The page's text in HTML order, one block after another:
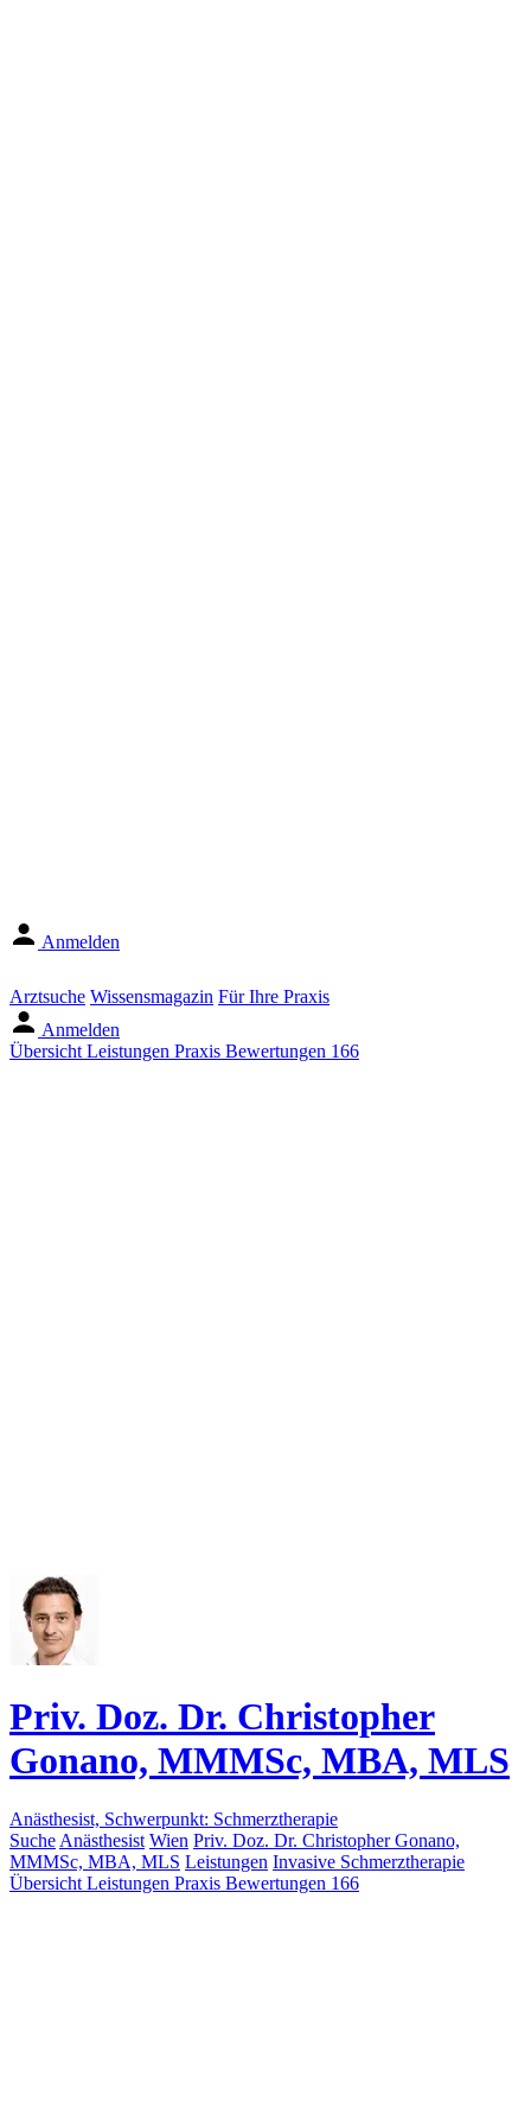
Anmelden
Arztsuche Wissensmagazin Für Ihre Praxis
Anmelden
Übersicht Leistungen Praxis Bewertungen 166
Priv. Doz. Dr. Christopher
Gonano, MMMSc, MBA, MLS
Anästhesist, Schwerpunkt: Schmerztherapie
Suche Anästhesist Wien Priv. Doz. Dr. Christopher Gonano,
MMMSc, MBA, MLS Leistungen Invasive Schmerztherapie
Übersicht Leistungen Praxis Bewertungen 166